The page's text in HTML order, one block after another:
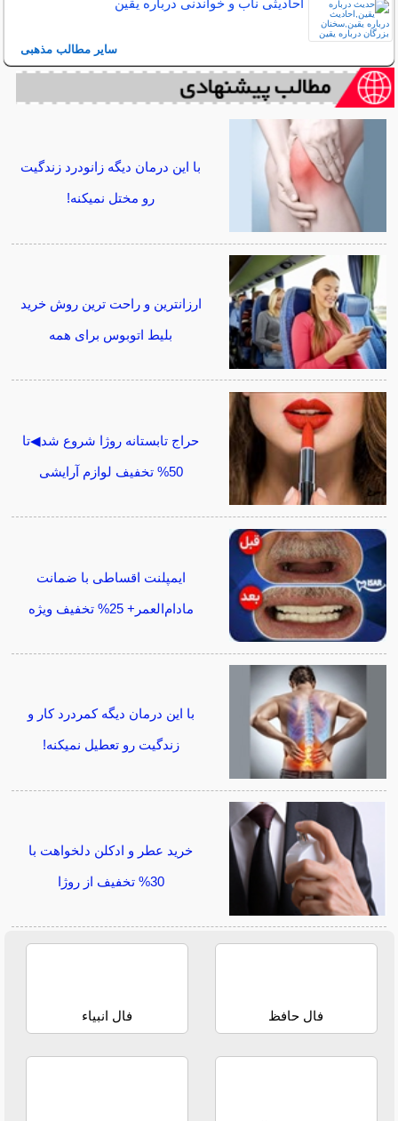
سایر مطالب مذهبی
با این درمان دیگه زانودرد زندگیت
رو مختل نمیکنه!
ارزانترین و راحت ترین روش خرید
بلیط اتوبوس برای همه
حراج تابستانه روژا شروع شد◀تا
50% تخفیف لوازم آرایشی
ایمپلنت اقساطی با ضمانت
مادام‌العمر+ 25% تخفیف ویژه
با این درمان دیگه کمردرد کار و
زندگیت رو تعطیل نمیکنه!
خرید عطر و ادکلن دلخواهت با
30% تخفیف از روژا
فال حافظ فال انبیاء